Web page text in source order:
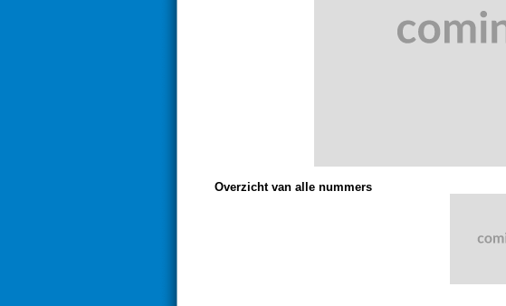
Overzicht van alle nummers